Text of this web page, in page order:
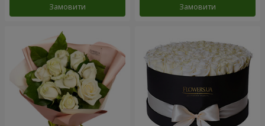
Замовити Замовити